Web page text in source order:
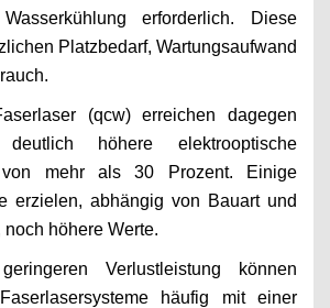
Wasserkühlung erforderlich. Diese
Platzbedarf, Wartungsaufwand
(qcw) erreichen dagegen
deutlich höhere elektrooptische
von mehr als 30 Prozent. Einige
erzielen, abhängig von Bauart und
höhere Werte.
Verlustleistung können
häufig mit einer